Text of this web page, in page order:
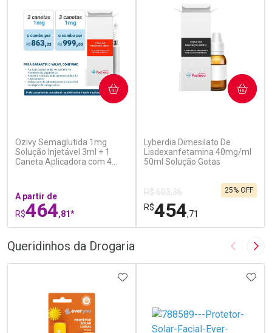
Ozivy Semaglutida 1mg
Solução Injetável 3ml + 1
Caneta Aplicadora com 4
A partir de
R$464,81*
COMPRAR
Lyberdia Dimesilato De
Lisdexanfetamina 40mg/ml
50ml Solução Gotas
R$ 603,36
R$454,71
25% OFF
COMPRAR
Queridinhos da Drogaria Imagem
ADICIONAR AOS FAVORITOS